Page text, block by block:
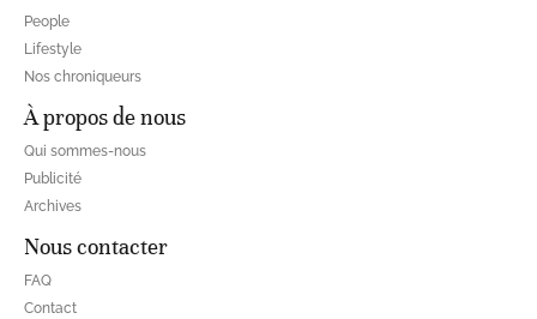
People
Lifestyle
Nos chroniqueurs
À propos de nous
Qui sommes-nous
Publicité
Archives
Nous contacter
FAQ
Contact